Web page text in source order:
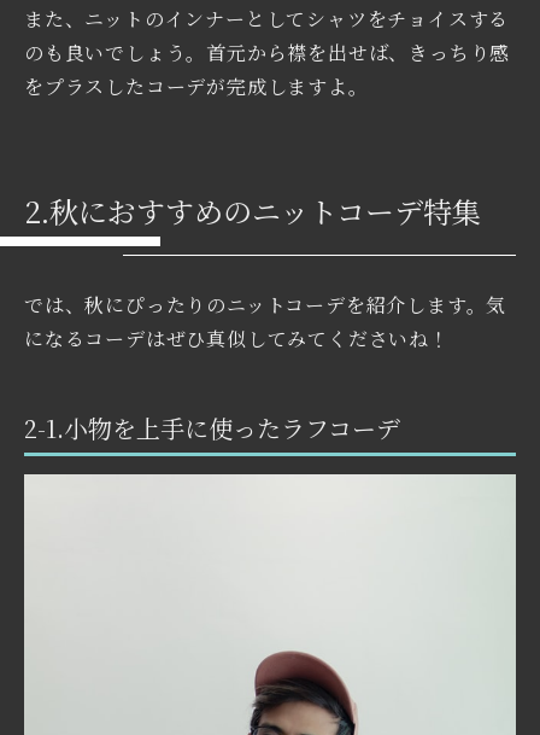
また、ニットのインナーとしてシャツをチョイスする
のも良いでしょう。首元から襟を出せば、きっちり感
をプラスしたコーデが完成しますよ。
2.秋におすすめのニットコーデ特集
では、秋にぴったりのニットコーデを紹介します。気
になるコーデはぜひ真似してみてくださいね！
2-1.小物を上手に使ったラフコーデ